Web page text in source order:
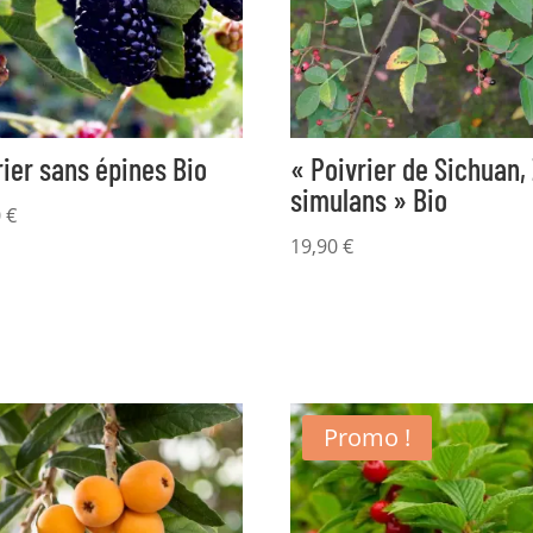
sans épines Bio
€
« Poivrier de Sichuan,
simulans » Bio
19,90€
Promo !